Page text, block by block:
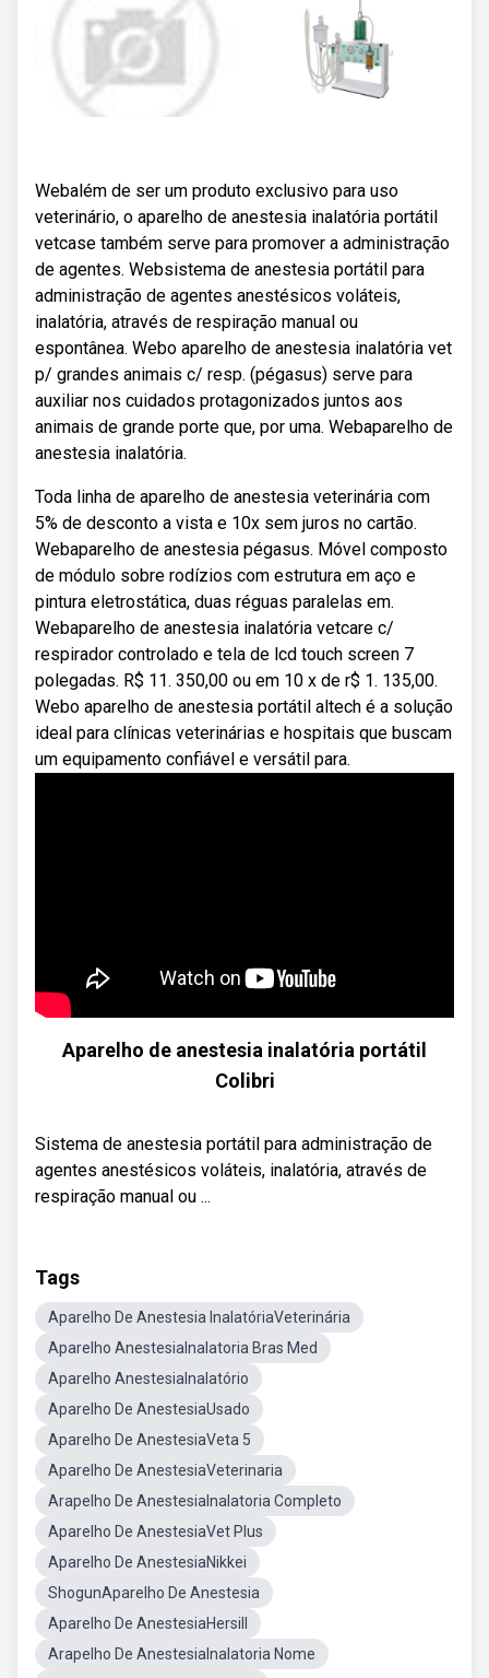
Webalém de ser um produto exclusivo para uso
veterinário, o aparelho de anestesia inalatória portátil
vetcase também serve para promover a administração
de agentes. Websistema de anestesia portátil para
administração de agentes anestésicos voláteis,
inalatória, através de respiração manual ou
espontânea. Webo aparelho de anestesia inalatória vet
p/ grandes animais c/ resp. (pégasus) serve para
auxiliar nos cuidados protagonizados juntos aos
animais de grande porte que, por uma. Webaparelho de
anestesia inalatória.
Toda linha de aparelho de anestesia veterinária com
5% de desconto a vista e 10x sem juros no cartão.
Webaparelho de anestesia pégasus. Móvel composto
de módulo sobre rodízios com estrutura em aço e
pintura eletrostática, duas réguas paralelas em.
Webaparelho de anestesia inalatória vetcare c/
respirador controlado e tela de lcd touch screen 7
polegadas. R$ 11. 350,00 ou em 10 x de r$ 1. 135,00.
Webo aparelho de anestesia portátil altech é a solução
ideal para clínicas veterinárias e hospitais que buscam
um equipamento confiável e versátil para.
Aparelho de anestesia inalatória portátil
Colibri
Sistema de anestesia portátil para administração de
agentes anestésicos voláteis, inalatória, através de
respiração manual ou ...
Tags
Aparelho De Anestesia InalatóriaVeterinária
Aparelho AnestesiaInalatoria Bras Med
Aparelho AnestesiaInalatório
Aparelho De AnestesiaUsado
Aparelho De AnestesiaVeta 5
Aparelho De AnestesiaVeterinaria
Arapelho De AnestesiaInalatoria Completo
Aparelho De AnestesiaVet Plus
Aparelho De AnestesiaNikkei
ShogunAparelho De Anestesia
Aparelho De AnestesiaHersill
Arapelho De AnestesiaInalatoria Nome